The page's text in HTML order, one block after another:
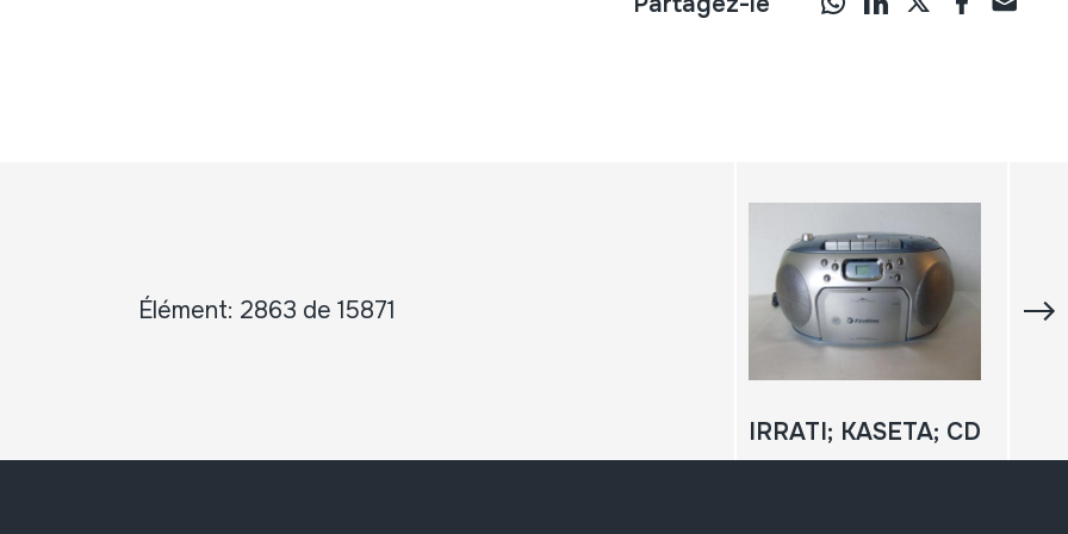
Élément: 2863 de 15871
IRRATI; KASETA; CD